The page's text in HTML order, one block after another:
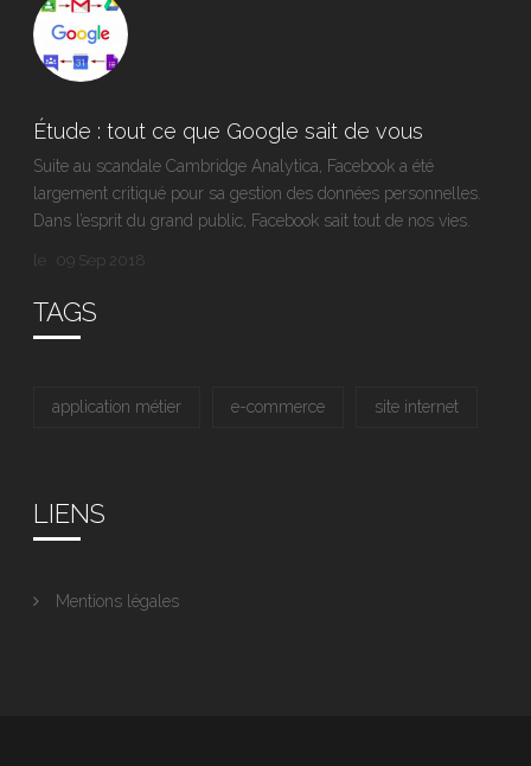
Étude : tout ce que Google sait de vous
Suite au scandale Cambridge Analytica, Facebook a été
largement critiqué pour sa gestion des données personnelles.
Dans l’esprit du grand public, Facebook sait tout de nos vies.
le 09 Sep 2018
TAGS
application métier e-commerce site internet
LIENS
Mentions légales